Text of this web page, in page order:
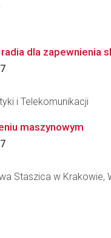
dla zapewnienia
i Telekomunikacji
maszynowym
Staszica w Krakowie,